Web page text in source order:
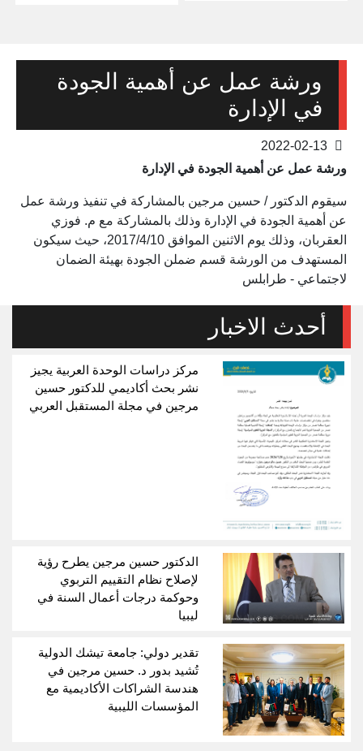
ورشة عمل عن أهمية الجودة
في الإدارة
ورشة عمل عن أهمية الجودة في الإدارة
سيقوم الدكتور / حسين مرجين بالمشاركة في تنفيذ ورشة عمل
عن أهمية الجودة في الإدارة وذلك بالمشاركة مع م. فوزي
العقربان، وذلك يوم الاثنين الموافق 2017/4/10، حيث سيكون
المستهدف من الورشة قسم ضملن الجودة بهيئة الضمان
لاجتماعي - طرابلس
أحدث الاخبار
مركز دراسات الوحدة العربية يجيز
نشر بحث أكاديمي للدكتور حسين
مرجين في مجلة المستقبل العربي
الدكتور حسين مرجين يطرح رؤية
لإصلاح نظام التقييم التربوي
وحوكمة درجات أعمال السنة في
ليبيا
تقدير دولي: جامعة تيشك الدولية
تُشيد بدور د. حسين مرجين في
هندسة الشراكات الأكاديمية مع
المؤسسات الليبية